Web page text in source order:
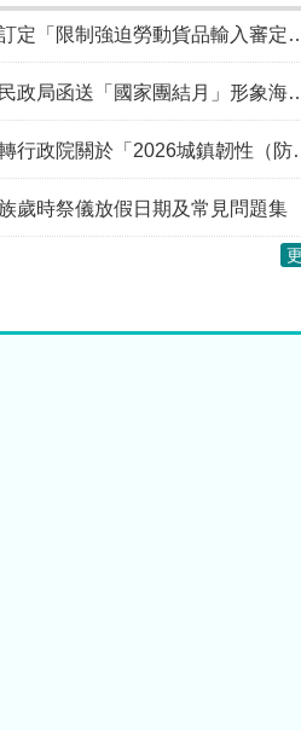
限制強迫勞動貨品輸入審定會設置要點」1份。
局函送「國家團結月」形象海報宣傳案
於「2026城鎮韌性（防空）演習實施計畫」修訂對照表
歲時祭儀放假日期及常見問題集